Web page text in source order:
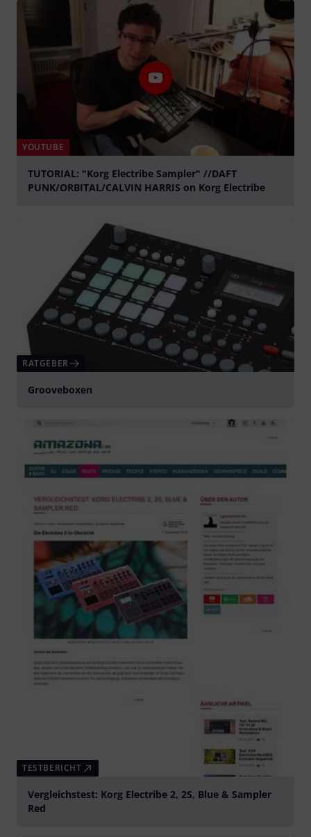
YOUTUBE
TUTORIAL: "Korg Electribe Sampler" //DAFT
PUNK/ORBITAL/CALVIN HARRIS on Korg Electribe
RATGEBER
Grooveboxen
TESTBERICHT
Vergleichstest: Korg Electribe 2, 2S, Blue & Sampler
Red